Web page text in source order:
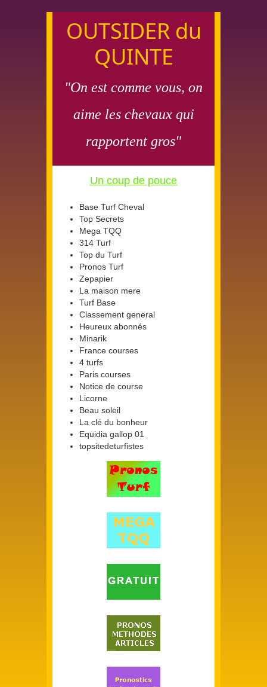
OUTSIDER du
QUINTE
"On est comme vous, on
aime les chevaux qui
rapportent gros"
Un coup de pouce
Base Turf Cheval
Top Secrets
Mega TQQ
314 Turf
Top du Turf
Pronos Turf
Zepapier
La maison mere
Turf Base
Classement general
Heureux abonnés
Minarik
France courses
4 turfs
Paris courses
Notice de course
Licorne
Beau soleil
La clé du bonheur
Equidia gallop 01
topsitedeturfistes